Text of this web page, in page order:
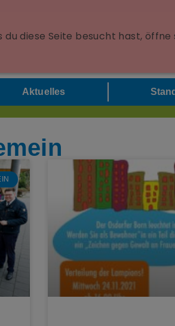
Aktuelles
diese Seite besucht hast, öffne